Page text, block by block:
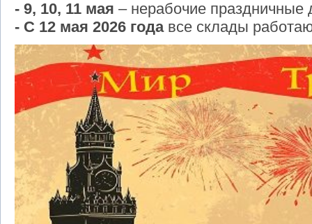
- 9, 10, 11 мая – нерабочие праздничные
- С 12 мая 2026 годавсе склады